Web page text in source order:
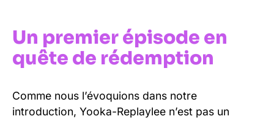
Un premier épisode en
quête de rédemption
Comme nous l’évoquions dans notre
introduction, Yooka-Replaylee n’est pas un